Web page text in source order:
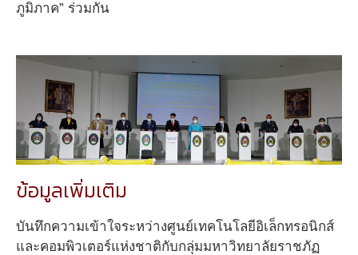
ภูมิภาค” ร่วมกัน
ข้อมูลเพิ่มเติม
บันทึกความเข้าใจระหว่างศูนย์เทคโนโลยีอิเล็กทรอนิกส์
และคอมพิวเตอร์แห่งชาติกับกลุ่มมหาวิทยาลัยราชภัฏ